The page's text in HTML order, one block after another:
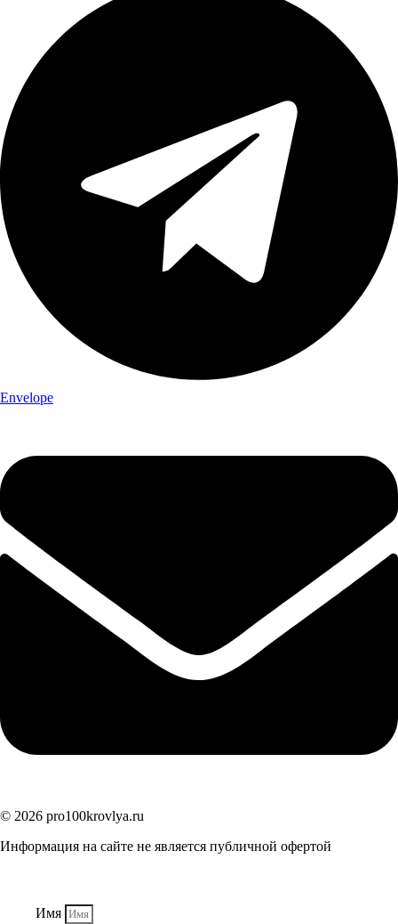
Envelope
© 2026 pro100krovlya.ru
Информация на сайте не является публичной офертой
Имя